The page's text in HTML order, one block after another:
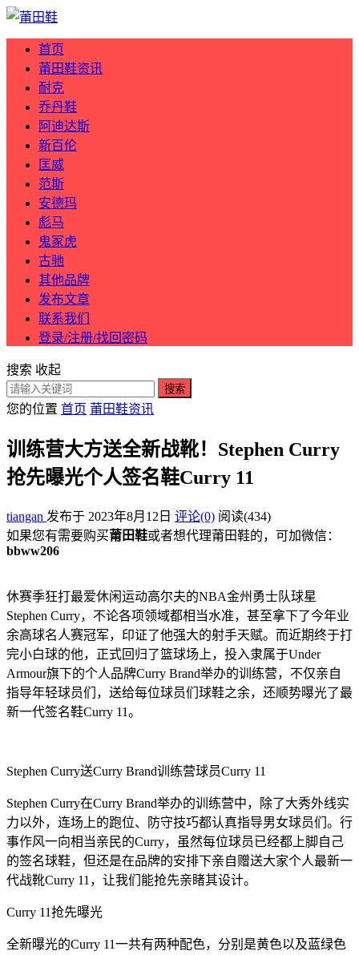
首页
莆田鞋资讯
耐克
乔丹鞋
阿迪达斯
新百伦
匡威
范斯
安德玛
彪马
鬼冢虎
古驰
其他品牌
发布文章
联系我们
登录/注册/找回密码
搜索 收起
搜索
您的位置 首页 莆田鞋资讯
训练营大方送全新战靴！Stephen Curry
抢先曝光个人签名鞋Curry 11
tiangan 发布于 2023年8月12日 评论(0) 阅读(434)
如果您有需要购买莆田鞋或者想代理莆田鞋的，可加微信：
bbww206
休赛季狂打最爱休闲运动高尔夫的NBA金州勇士队球星
Stephen Curry，不论各项领域都相当水准，甚至拿下了今年业
余高球名人赛冠军，印证了他强大的射手天赋。而近期终于打
完小白球的他，正式回归了篮球场上，投入隶属于Under
Armour旗下的个人品牌Curry Brand举办的训练营，不仅亲自
指导年轻球员们，送给每位球员们球鞋之余，还顺势曝光了最
新一代签名鞋Curry 11。
Stephen Curry送Curry Brand训练营球员Curry 11
Stephen Curry在Curry Brand举办的训练营中，除了大秀外线实
力以外，连场上的跑位、防守技巧都认真指导男女球员们。行
事作风一向相当亲民的Curry，虽然每位球员已经都上脚自己
的签名球鞋，但还是在品牌的安排下亲自赠送大家个人最新一
代战靴Curry 11，让我们能抢先亲睹其设计。
Curry 11抢先曝光
全新曝光的Curry 11一共有两种配色，分别是黄色以及蓝绿色